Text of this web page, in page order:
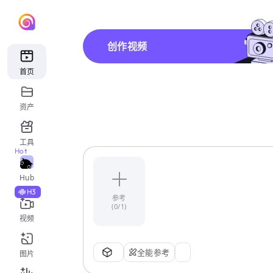
首页
资产
工具
Hub
Hot
视频
H3
图片
创作视频
参考
(0/1)
全能参考